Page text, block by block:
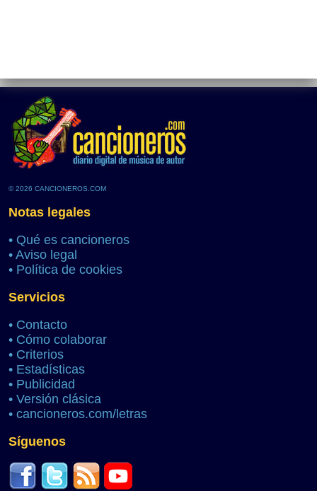
© 2026 CANCIONEROS.COM
Notas legales
• Qué es cancioneros
• Aviso legal
• Política de cookies
Servicios
• Contacto
• Cómo colaborar
• Criterios
• Estadísticas
• Publicidad
• Versión clásica
• cancioneros.com/letras
Síguenos